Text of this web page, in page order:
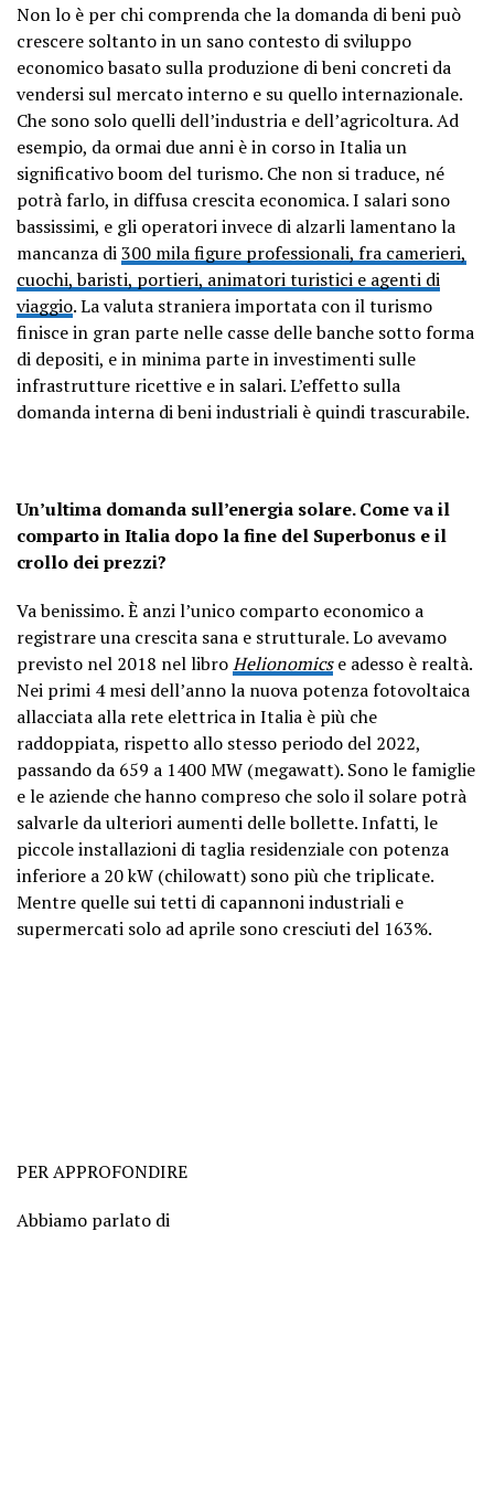
Non lo è per chi comprenda che la domanda di beni può
crescere soltanto in un sano contesto di sviluppo
economico basato sulla produzione di beni concreti da
vendersi sul mercato interno e su quello internazionale.
Che sono solo quelli dell’industria e dell’agricoltura. Ad
esempio, da ormai due anni è in corso in Italia un
significativo boom del turismo. Che non si traduce, né
potrà farlo, in diffusa crescita economica. I salari sono
bassissimi, e gli operatori invece di alzarli lamentano la
mancanza di300 mila figure professionali, fra camerieri,
cuochi, baristi, portieri, animatori turistici e agenti di
viaggio. La valuta straniera importata con il turismo
finisce in gran parte nelle casse delle banche sotto forma
di depositi, e in minima parte in investimenti sulle
infrastrutture ricettive e in salari. L’effetto sulla
domanda interna di beni industriali è quindi trascurabile.
Un’ultima domanda sull’energia solare. Come va il
comparto in Italia dopo la fine del Superbonus e il
crollo dei prezzi?
Va benissimo. È anzi l’unico comparto economico a
registrare una crescita sana e strutturale. Lo avevamo
previsto nel 2018 nel libroHelionomicse adesso è realtà.
Nei primi 4 mesi dell’anno la nuova potenza fotovoltaica
allacciata alla rete elettrica in Italia è più che
raddoppiata, rispetto allo stesso periodo del 2022,
passando da 659 a 1400 MW (megawatt). Sono le famiglie
e le aziende che hanno compreso che solo il solare potrà
salvarle da ulteriori aumenti delle bollette. Infatti, le
piccole installazioni di taglia residenziale con potenza
inferiore a 20 kW (chilowatt) sono più che triplicate.
Mentre quelle sui tetti di capannoni industriali e
supermercati solo ad aprile sono cresciuti del 163%.
PER APPROFONDIRE
Abbiamo parlato di